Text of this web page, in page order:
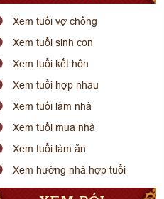
Xem tuổi vợ chồng
Xem tuổi sinh con
Xem tuổi kết hôn
Xem tuổi hợp nhau
Xem tuổi làm nhà
Xem tuổi mua nhà
Xem tuổi làm ăn
Xem hướng nhà hợp tuổi